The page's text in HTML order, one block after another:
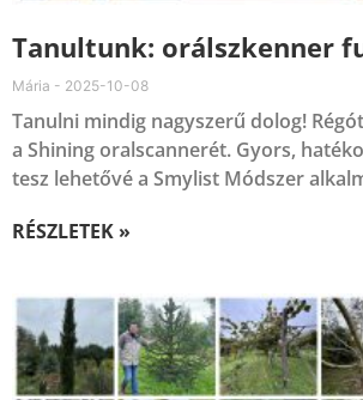
Tanultunk: orálszkenner
Mária 2025-10-08
Tanulni mindig nagyszerű dolog!
a Shining oralscannerét. Gyors,
tesz lehetővé a Smylist Módszer
RÉSZLETEK »